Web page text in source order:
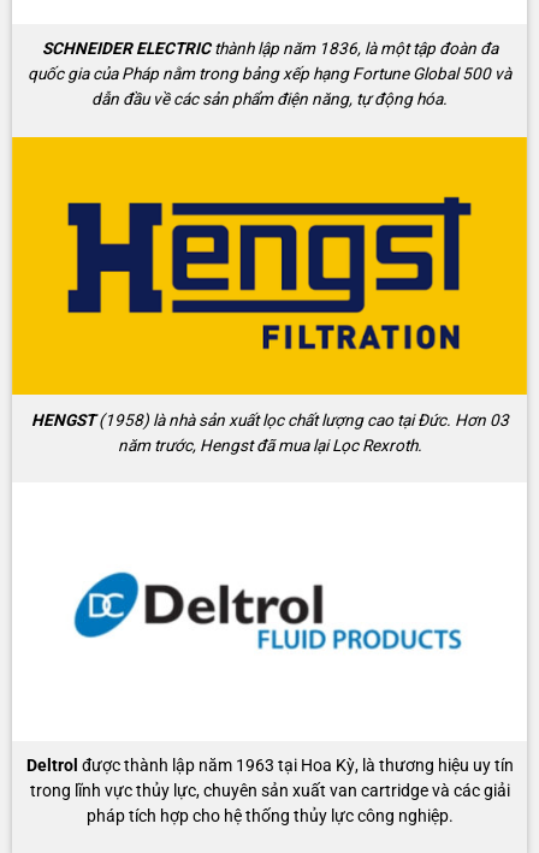
SCHNEIDER ELECTRICthành lập năm 1836, là một tập đoàn đa
quốc gia của Pháp nằm trong bảng xếp hạng Fortune Global 500 và
dẫn đầu về các sản phẩm điện năng, tự động hóa.
HENGST(1958) là nhà sản xuất lọc chất lượng cao tại Đức. Hơn 03
năm trước, Hengst đã mua lại Lọc Rexroth.
Deltrol được thành lập năm 1963 tại Hoa Kỳ, là thương hiệu uy tín
trong lĩnh vực thủy lực, chuyên sản xuất van cartridge và các giải
pháp tích hợp cho hệ thống thủy lực công nghiệp.